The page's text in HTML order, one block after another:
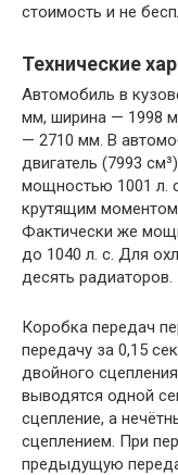
стоимость и не
Технические
Автомобиль в
мм, ширина — 1998
— 2710 мм. В
двигатель (7993
мощностью 1001 л.
крутящим
Фактически же
до 1040 л. с. Для
десять радиаторов.
Коробка передач
передачу за 0,15
двойного
выводятся одной
сцепление, а
сцеплением. При
предыдущую